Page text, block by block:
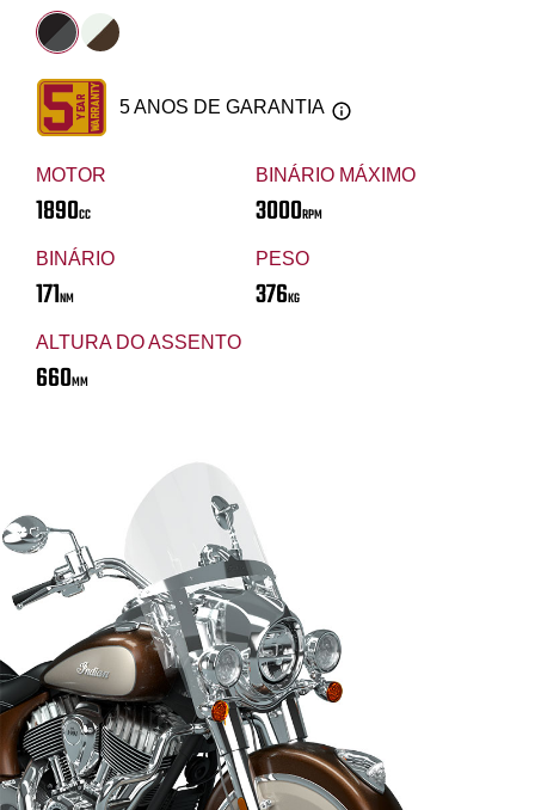
MOTOR
1890CC
BINÁRIO MÁXIMO
3000RPM
BINÁRIO
171NM
PESO
376KG
ALTURA DO ASSENTO
660MM
5 ANOS DE GARANTIA